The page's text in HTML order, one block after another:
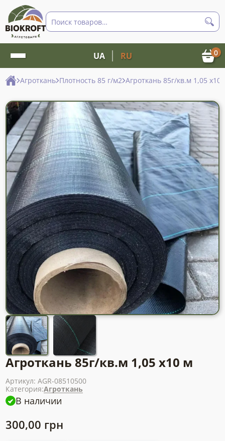
Поиск
товаров
UA RU 0
Агроткань Плотность 85 г/м2 Агроткань 85г/кв.м 1,05 х10
Агроткань 85г/кв.м 1,05 х10 м
Артикул:AGR-08510500
Категория:Агроткань
В наличии
300,00 грн